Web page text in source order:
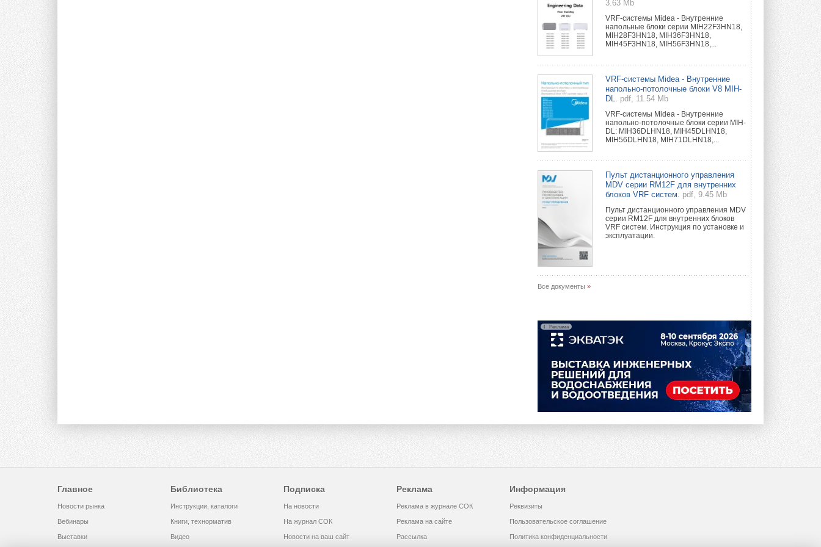
3.63 Mb
VRF-системы Midea - Внутренние
напольные блоки серии MIH22F3HN18,
MIH28F3HN18, MIH36F3HN18,
MIH45F3HN18, MIH56F3HN18,...
VRF-системы Midea - Внутренние
напольно-потолочные блоки V8 MIH-
DL.
pdf, 11.54 Mb
VRF-системы Midea - Внутренние
напольно-потолочные блоки серии MIH-
DL: MIH36DLHN18, MIH45DLHN18,
MIH56DLHN18, MIH71DLHN18,...
Пульт дистанционного управления
MDV серии RM12F для внутренних
блоков VRF систем.
pdf, 9.45 Mb
Пульт дистанционного управления MDV
серии RM12F для внутренних блоков
VRF систем. Инструкция по установке и
эксплуатации.
Все документы »
Реклама
Главное
Новости рынка
Вебинары
Выставки
Библиотека
Инструкции, каталоги
Книги, технорматив
Видео
Подписка
На новости
На журнал СОК
Новости на ваш сайт
Реклама
Реклама в журнале СОК
Реклама на сайте
Рассылка
Информация
Реквизиты
Пользовательское соглашение
Политика конфиденциальности